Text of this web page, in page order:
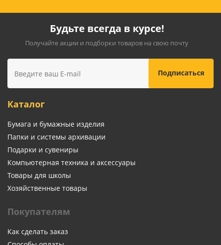
Будьте всегда в курсе!
Получайте акции и подборки товаров на свою почту
Каталог
Бумага и бумажные изделия
Папки и системы архивации
Подарки и сувениры
Компьютерная техника и аксессуары
Товары для школы
Хозяйственные товары
Покупателям
Как сделать заказ